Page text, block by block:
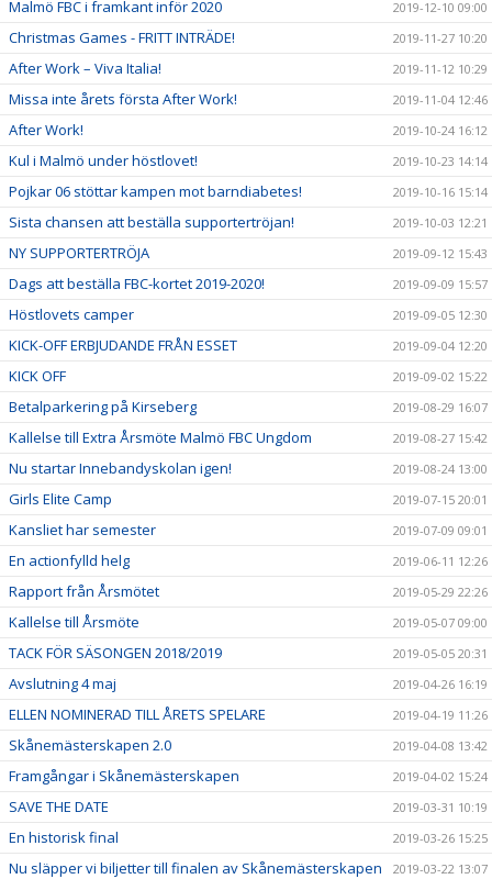
Malmö FBC i framkant inför 2020 2019-12-10 09:00
Christmas Games - FRITT INTRÄDE! 2019-11-27 10:20
After Work – Viva Italia! 2019-11-12 10:29
Missa inte årets första After Work! 2019-11-04 12:46
After Work! 2019-10-24 16:12
Kul i Malmö under höstlovet! 2019-10-23 14:14
Pojkar 06 stöttar kampen mot barndiabetes! 2019-10-16 15:14
Sista chansen att beställa supportertröjan! 2019-10-03 12:21
NY SUPPORTERTRÖJA 2019-09-12 15:43
Dags att beställa FBC-kortet 2019-2020! 2019-09-09 15:57
Höstlovets camper 2019-09-05 12:30
KICK-OFF ERBJUDANDE FRÅN ESSET 2019-09-04 12:20
KICK OFF 2019-09-02 15:22
Betalparkering på Kirseberg 2019-08-29 16:07
Kallelse till Extra Årsmöte Malmö FBC Ungdom 2019-08-27 15:42
Nu startar Innebandyskolan igen! 2019-08-24 13:00
Girls Elite Camp 2019-07-15 20:01
Kansliet har semester 2019-07-09 09:01
En actionfylld helg 2019-06-11 12:26
Rapport från Årsmötet 2019-05-29 22:26
Kallelse till Årsmöte 2019-05-07 09:00
TACK FÖR SÄSONGEN 2018/2019 2019-05-05 20:31
Avslutning 4 maj 2019-04-26 16:19
ELLEN NOMINERAD TILL ÅRETS SPELARE 2019-04-19 11:26
Skånemästerskapen 2.0 2019-04-08 13:42
Framgångar i Skånemästerskapen 2019-04-02 15:24
SAVE THE DATE 2019-03-31 10:19
En historisk final 2019-03-26 15:25
Nu släpper vi biljetter till finalen av Skånemästerskapen 2019-03-22 13:07